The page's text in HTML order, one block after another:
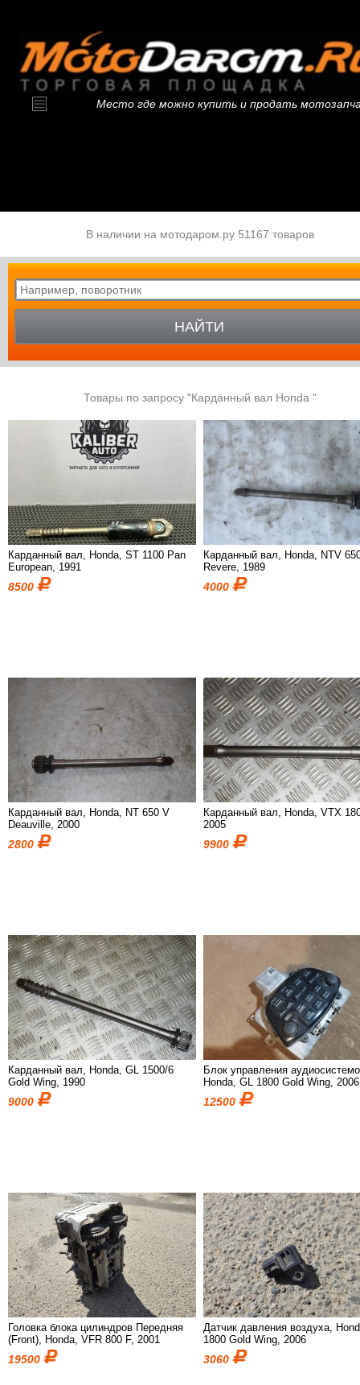
Место где можно купить и продать
В наличии на мотодаром.ру 51167 товаров
НАЙТИ
Товары по запросу "Карданный вал Honda "
Карданный вал, Honda, ST 1100 Pan
European, 1991
8500
Карданный вал, Honda, NTV
Revere, 1989
4000
Карданный вал, Honda, NT 650 V
Deauville, 2000
2800
Карданный вал, Honda, VTX
2005
9900
Карданный вал, Honda, GL 1500/6
Gold Wing, 1990
9000
Блок управления
Honda, GL 1800 Gold Wing, 2006
12500
Головка блока цилиндров Передняя
(Front), Honda, VFR 800 F, 2001
19500
Датчик давления воздуха,
1800 Gold Wing, 2006
3060